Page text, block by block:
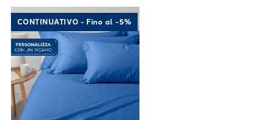
Link to "Completo Lenzuola Cotone tinta
CONTINUATIVO - Fino al -5%